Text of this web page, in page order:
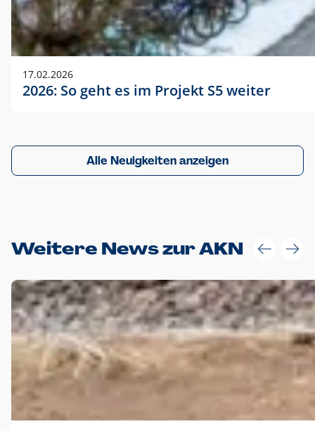
17.02.2026
2026: So geht es im Projekt S5 weiter
Alle Neuigkeiten anzeigen
Weitere News zur AKN